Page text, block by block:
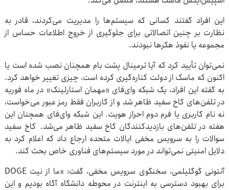
این افراد گفتند کسانی که سیستم‌ها را مدیریت می‌کردند، قادر به
نظارت بر چنین اتصالاتی برای جلوگیری از خروج اطلاعات حساس از
مجموعه یا نفوذ هکرها نبودند.
نمی‌توان تأیید کرد که آیا ترمینال پشت بام همچنان نصب شده است یا
اکنون که ماسک از دولت کناره‌گیری کرده است، چیزی تغییر خواهد کرد.
به گفته این افراد، یک شبکه وای‌فای «مهمان استارلینک» در ماه فوریه
در تلفن‌های کاخ سفید ظاهر شد و از کاربران فقط رمز عبور می‌خواست،
نه نام کاربری یا فرم دوم احراز هویت. این شبکه وای‌فای همچنان این
هفته در تلفن‌های بازدیدکنندگان کاخ سفید ظاهر می‌شد. کاخ سفید
سوالات را به سرویس مخفی ایالات متحده ارجاع داد که اعلام کرد به
دلایل امنیتی نمی‌تواند در مورد سیستم‌های فناوری خاص بحث کند.
آنتونی گوگلیلمی، سخنگوی سرویس مخفی، گفت: «ما از نیت DOGE
برای بهبود دسترسی به اینترنت در محوطه دانشگاه آگاه بودیم و این